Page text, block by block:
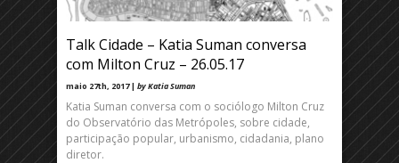
Talk Cidade – Katia Suman conversa
com Milton Cruz – 26.05.17
maio 27th, 2017 | by Katia Suman
Katia Suman conversa com o sociólogo Milton Cruz
do Observatório das Metrópoles, sobre cidade,
participação popular, urbanismo, cidadania, plano
diretor.